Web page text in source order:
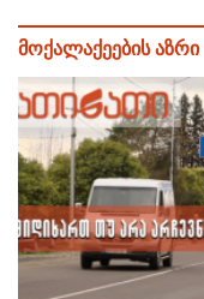
მოქალაქეების აზრი